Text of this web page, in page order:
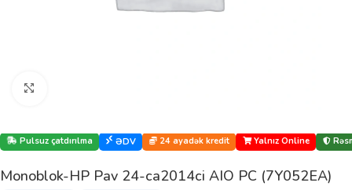
Pulsuz çatdırılma ƏDV 24 ayadək kredit Yalnız Online
Monoblok-HP Pav 24-ca2014ci AIO PC (7Y052EA)